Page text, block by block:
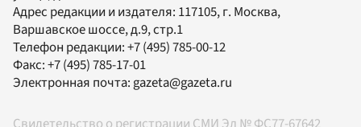
Адрес редакции и издателя: 117105, г. Москва,
Варшавское шоссе, д.9, стр.1
Телефон редакции:+7 (495) 785-00-12
Факс:+7 (495) 785-17-01
Электронная почта:gazeta@gazeta.ru